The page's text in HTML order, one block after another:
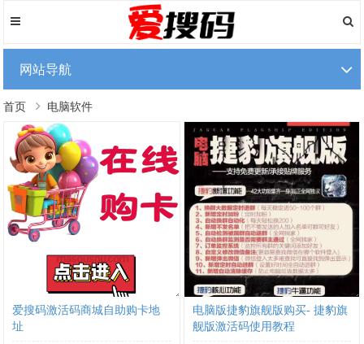
网站导航
首页 电脑软件
爱搜码激活码商城自助购卡地
址
电脑版捷豹旗舰版购买- 捷豹旗
舰版激活码使用教程